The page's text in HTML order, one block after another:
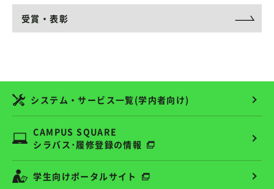
受賞・表彰
システム・サービス一覧(学内者向け)
CAMPUS SQUARE
シラバス･履修登録の情報
学生向けポータルサイト